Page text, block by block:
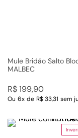
Mule Bridão Salto
MALBEC
R$199,90
Ou 6x de R$ 33,31 sem